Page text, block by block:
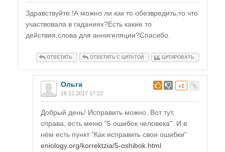
Здравствуйте.!А можно ли как то обезвредить,то что
участвовала в гаданиях?Есть какие то
действия,слова для аннигиляции?Спасибо.
ОТВЕТИТЬ ОТВЕТИТЬ С ЦИТАТОЙ ЦИТИРОВАТЬ
# +1
Ольга
18.12.2017 17:22
Добрый день! Исправить можно. Вот тут,
справа, есть меню "5 ошибок человека". И в
нём есть пункт "Как исправить свои ошибки"
eniology.org/korrektzia/5-oshibok.html